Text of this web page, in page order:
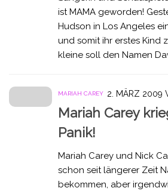
ist MAMA geworden!
Hudson in Los Angeles
und somit ihr erstes Kind
kleine soll den Namen
MARIAH CAREY 2. MÄRZ 2009
Mariah Carey
Panik!
Mariah Carey und Nick
schon seit längerer Zeit
bekommen, aber